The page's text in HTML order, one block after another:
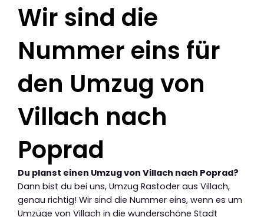
Wir sind die
Nummer eins für
den Umzug von
Villach nach
Poprad
Du planst einen Umzug von Villach nach Poprad?
Dann bist du bei uns, Umzug Rastoder aus Villach,
genau richtig! Wir sind die Nummer eins, wenn es um
Umzüge von Villach in die wunderschöne Stadt